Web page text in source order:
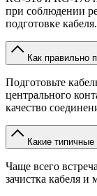
при соблюдении
подготовке кабеля.
Как правильно
Подготовьте
центрального
качество
Какие
Чаще всего
зачистка кабеля и